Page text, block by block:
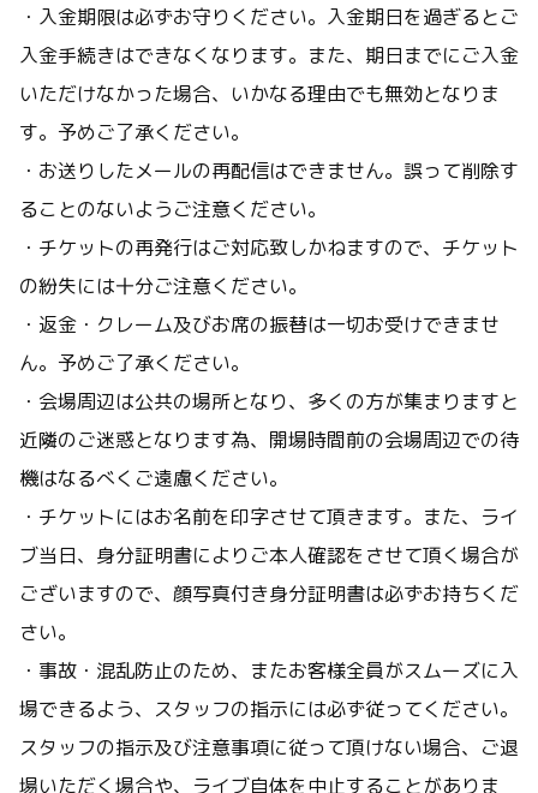
・入金期限は必ずお守りください。入金期日を過ぎるとご
入金手続きはできなくなります。また、期日までにご入金
いただけなかった場合、いかなる理由でも無効となりま
す。予めご了承ください。
・お送りしたメールの再配信はできません。誤って削除す
ることのないようご注意ください。
・チケットの再発行はご対応致しかねますので、チケット
の紛失には十分ご注意ください。
・返金・クレーム及びお席の振替は一切お受けできませ
ん。予めご了承ください。
・会場周辺は公共の場所となり、多くの方が集まりますと
近隣のご迷惑となります為、開場時間前の会場周辺での待
機はなるべくご遠慮ください。
・チケットにはお名前を印字させて頂きます。また、ライ
ブ当日、身分証明書によりご本人確認をさせて頂く場合が
ございますので、顔写真付き身分証明書は必ずお持ちくだ
さい。
・事故・混乱防止のため、またお客様全員がスムーズに入
場できるよう、スタッフの指示には必ず従ってください。
スタッフの指示及び注意事項に従って頂けない場合、ご退
場いただく場合や、ライブ自体を中止することがありま